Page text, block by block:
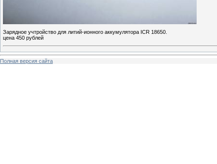
Зарядное учтройство для литий-ионного аккумулятора ICR 18650.
цена 450 рублей
Полная версия сайта